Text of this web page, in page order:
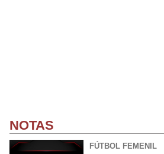
NOTAS
FÚTBOL FEMENIL